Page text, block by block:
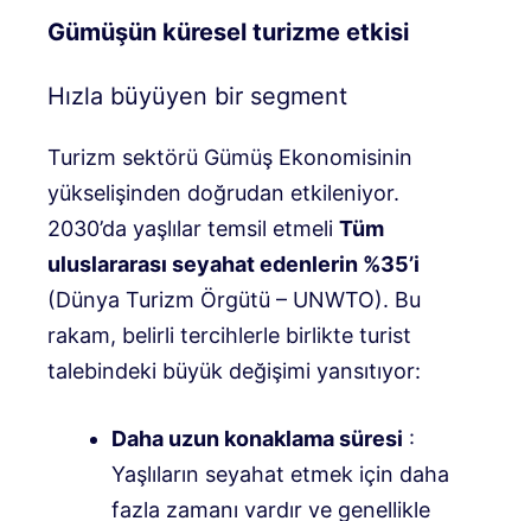
Gümüşün küresel turizme etkisi
Hızla büyüyen bir segment
Turizm sektörü Gümüş Ekonomisinin
yükselişinden doğrudan etkileniyor.
2030’da yaşlılar temsil etmeli Tüm
uluslararası seyahat edenlerin %35’i
(Dünya Turizm Örgütü – UNWTO). Bu
rakam, belirli tercihlerle birlikte turist
talebindeki büyük değişimi yansıtıyor:
Daha uzun konaklama süresi :
Yaşlıların seyahat etmek için daha
fazla zamanı vardır ve genellikle